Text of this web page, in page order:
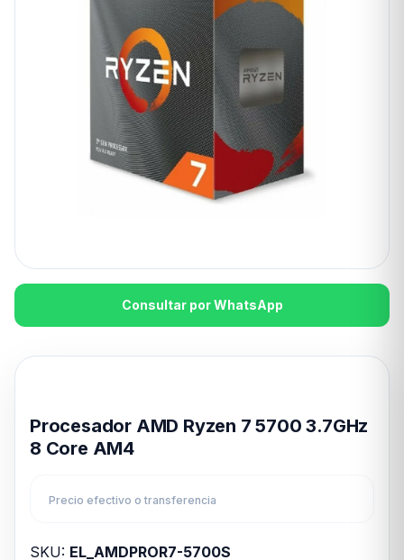
Consultar por WhatsApp
Procesador AMD Ryzen 7 5700 3.7GHz
8 Core AM4
Precio efectivo o transferencia
SKU: EL_AMDPROR7-5700S